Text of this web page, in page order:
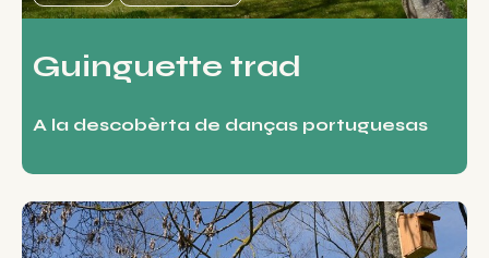
Guinguette trad
A la descobèrta de danças portuguesas